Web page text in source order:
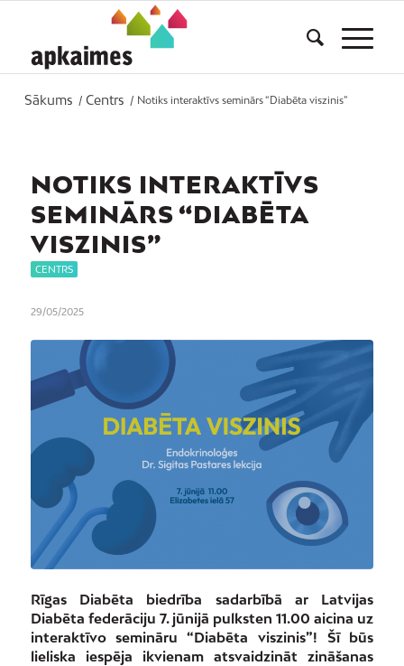
Sākums / Centrs / Notiks interaktīvs seminārs “Diabēta viszinis”
NOTIKS INTERAKTĪVS
SEMINĀRS “DIABĒTA
VISZINIS”
CENTRS
29/05/2025
Rīgas Diabēta biedrība sadarbībā ar Latvijas
Diabēta federāciju 7. jūnijā pulksten 11.00 aicina uz
interaktīvo semināru “Diabēta viszinis”! Šī būs
lieliska iespēja ikvienam atsvaidzināt zināšanas